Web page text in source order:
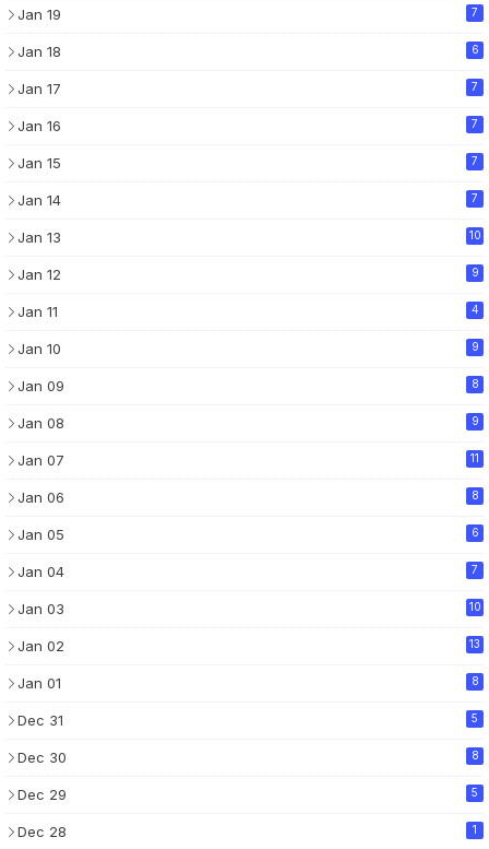
Jan 19 7
Jan 18 6
Jan 17 7
Jan 16 7
Jan 15 7
Jan 14 7
Jan 13 10
Jan 12 9
Jan 11 4
Jan 10 9
Jan 09 8
Jan 08 9
Jan 07 11
Jan 06 8
Jan 05 6
Jan 04 7
Jan 03 10
Jan 02 13
Jan 01 8
Dec 31 5
Dec 30 8
Dec 29 5
Dec 28 1